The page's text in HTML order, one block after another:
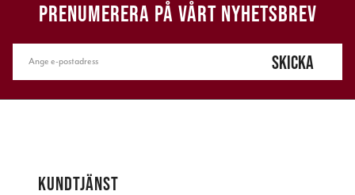
PRENUMERERA PÅ VÅRT NYHETSBREV
SKICKA
KUNDTJÄNST